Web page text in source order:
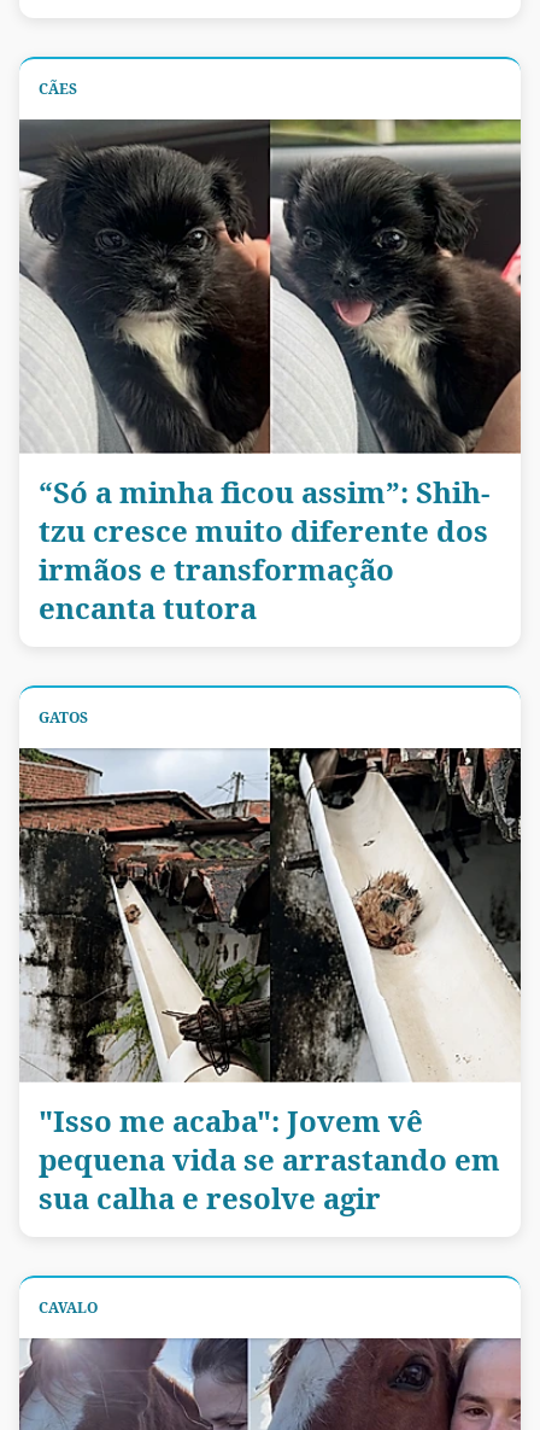
CÃES
“Só a minha ficou assim”: Shih-
tzu cresce muito diferente dos
irmãos e transformação
encanta tutora
GATOS
"Isso me acaba": Jovem vê
pequena vida se arrastando em
sua calha e resolve agir
CAVALO